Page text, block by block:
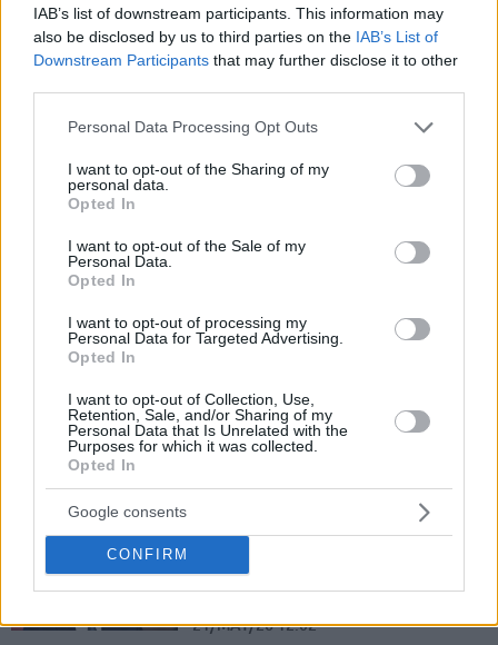
IAB’s list of downstream participants. This information may
also be disclosed by us to third parties on the IAB’s List of
Downstream Participants that may further disclose it to other
Please note that this website/app uses one or more Google
not limited to your visit or usage behaviour. You may click to
grant or deny consent to Google and its third-party tags to
use your data for below specified purposes in below Google
consent section.
Personal Data Processing Opt Outs
I want to opt-out of the Sharing of my
personal data.
Opted In
I want to opt-out of the Sale of my
Personal Data.
Opted In
I want to opt-out of processing my
Personal Data for Targeted Advertising.
Opted In
I want to opt-out of Collection, Use,
Retention, Sale, and/or Sharing of my
Personal Data that Is Unrelated with the
Purposes for which it was collected.
Opted In
Google consents
CONFIRM
Ο Ολυμπιακός αντιμετωπίζει τη Φενέρ στις 18:00
(Novasports Prime) στον πρώτο ημιτελικό του Final Four
στο ΟΑΚΑ και οι...
δημοσιογράφοι ρωτάτε το ίδιο;
αυτή”
21/MAY/26 17:44
Ο προπονητής της Φενέρμπαχτσε, Σαρούνας
Γιασικεβίτσιους, έχει βαρεθεί να τον ρωτούν για την πίεση
στο Final Four της Ευρωλίγκας.
Μπαρτζώκας: Με υψωμένες
21/MAY/26 15:49
Σε θέση... μάχης ο προπονητής του Ολυμπιακού, Γιώργος
Μπαρτζώκας, εν όψει Φενέρμπαχτσε στον ημιτελικό της
Γιώργος έχει εκπληκτικό ρεκόρ
στο ΟΑΚΑ”
21/MAY/26 12:02